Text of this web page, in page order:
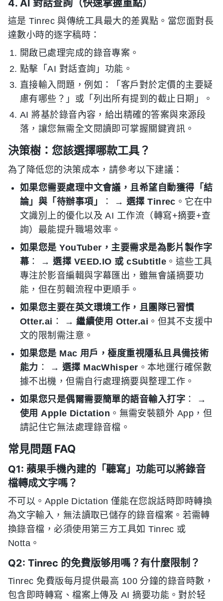
4. AI 對話查詢（快速掌握重點）
這是 Tinrec 與傳統工具最大的差異點。當您面對長
達數小時的逐字稿時：
開啟已處理完成的錄音專案。
點擊「AI 對話查詢」功能。
直接輸入問題，例如：「客戶對於定價的主要疑
慮有哪些？」或「列出所有提到的截止日期」。
AI 將基於錄音內容，給出精確的答案與來源段
落，讓您無需全文閱讀即可掌握關鍵資訊。
決策樹：您該選擇哪款工具？
為了降低您的決策成本，請參考以下建議：
如果您需要處理中文會議，且希望自動獲得「結
論」與「待辦事項」
： → 選擇 Tinrec 。它在中
文識別上的優化以及 AI 工作流（轉寫+摘要+查
詢）最能提升職場效率。
如果您是 YouTuber，主要需求是為影片製作字
幕： →選擇 VEED.IO 或 cSubtitle 。這些工具
專注於影音編輯與字幕匯出，雖無會議摘要功
能，但在剪輯流程中更順手。
如果您主要在英文環境工作，且團隊已習慣
Otter.ai ： →繼續使用 Otter.ai 。但其不支援中
文的限制需注意。
如果您是 Mac 用戶，極度重視隱私且具備技術
能力 ： → 選擇 MacWhisper 。本地運行確保數
據不出機，但需自行處理摘要與整理工作。
如果您只是偶爾需要簡單的語音輸入打字 ： →
使用 Apple Dictation 。無需安裝額外 App，但
請記住它無法處理錄音檔。
常見問題 FAQ
Q1: 蘋果手機內建的「聽寫」功能可以將錄音
檔轉成文字嗎？
不可以。Apple Dictation 僅能在您說話時即時轉換
為文字輸入，無法讀取已儲存的錄音檔案。若需轉
換錄音檔，必須使用第三方工具如 Tinrec 或
Notta。
Q2: Tinrec 的免費版够用嗎？有什麼限制？
Tinrec 免費版每月提供最高 100 分鐘的錄音時數，
包含即時轉寫、檔案上傳及 AI 摘要功能。對於轻